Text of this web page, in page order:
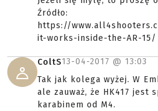
Źródło:
https://
it-works-inside-the-AR-15/
ColtS13-04-2017 @ 13:03
Tak jak kolega wyżej. W
ale zauważ, że HK417 jest
karabinem od M4.